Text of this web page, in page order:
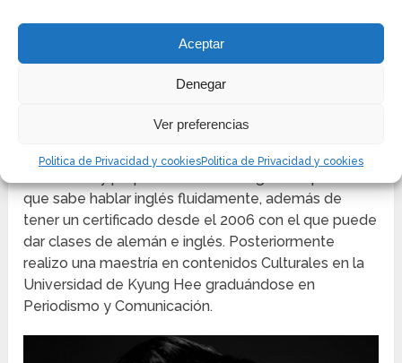
Aceptar
Denegar
Ver preferencias
Politica de Privacidad y cookiesPolitica de Privacidad y cookies
se desintegro a los ocho meses de haber salido a la
admisión estudio alemán en la Universidad de
Estudios Extranjeros de Hankuk, su educación de
que sabe hablar inglés fluidamente, además de
tener un certificado desde el 2006 con el que puede
dar clases de alemán e inglés. Posteriormente
realizo una maestría en contenidos Culturales en la
Universidad de Kyung Hee graduándose en
Periodismo y Comunicación.